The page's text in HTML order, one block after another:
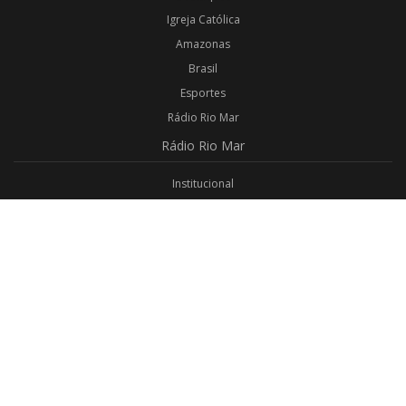
Igreja Católica
Amazonas
Brasil
Esportes
Rádio Rio Mar
Rádio Rio Mar
Institucional